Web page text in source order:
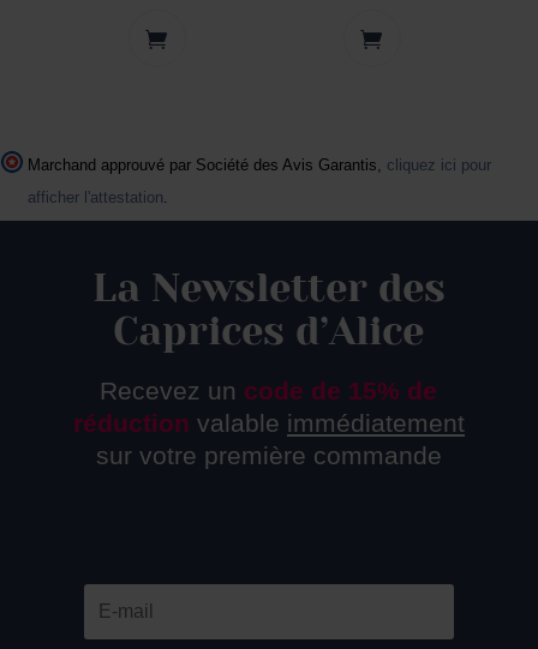
Marchand approuvé par Société des Avis Garantis, cliquez ici pour
afficher l'attestation
La Newsletter des
Caprices d’Alice
Recevez un code de 15% de
réduction valable immédiatement
sur votre première commande